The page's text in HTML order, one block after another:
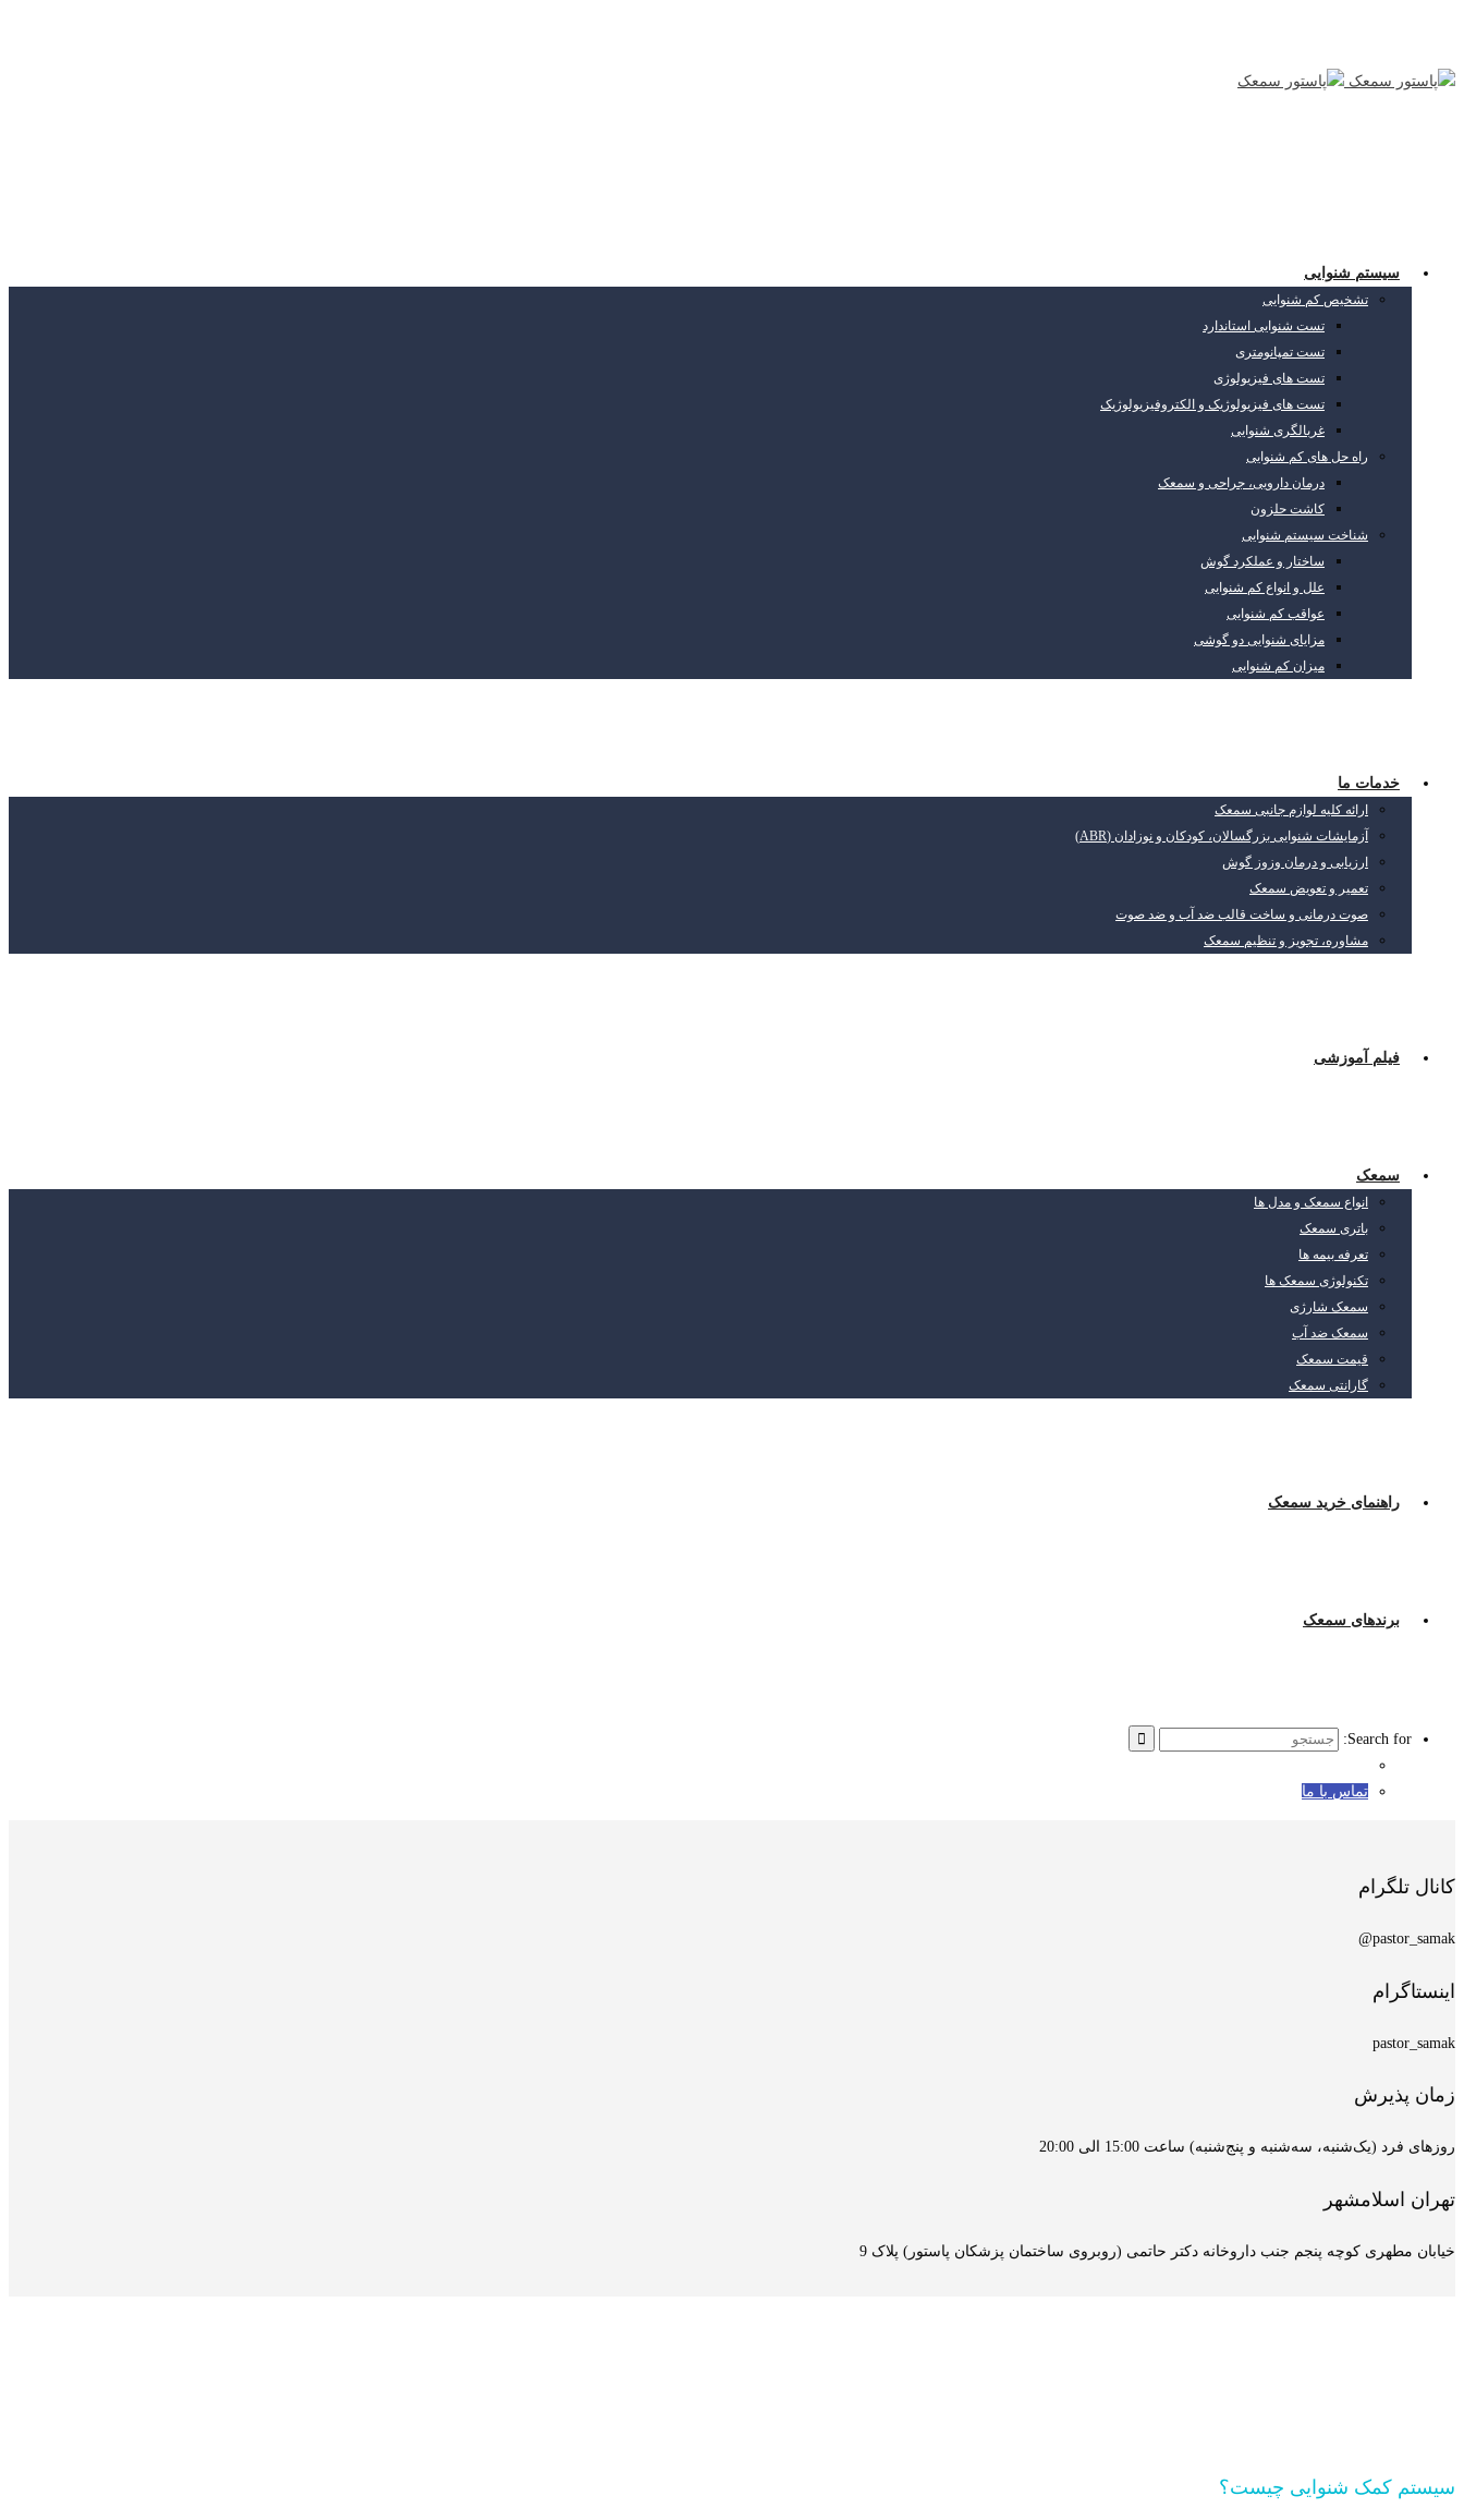
سیستم شنوایی
تشخیص کم شنوایی
تست شنوایی استاندارد
تست تمپانومتری
تست های فیزیولوژی
تست های فیزیولوژیک و الکتروفیزیولوژیک
غربالگری شنوایی
راه حل های کم شنوایی
درمان دارویی، جراحی و سمعک
کاشت حلزون
شناخت سیستم شنوایی
ساختار و عملکرد گوش
علل و انواع کم شنوایی
عواقب کم شنوایی
مزایای شنوایی دو گوشی
میزان کم شنوایی
خدمات ما
ارائه کلیه لوازم جانبی سمعک
آزمایشات شنوایی بزرگسالان، کودکان و نوزادان (ABR)
ارزیابی و درمان وزوز گوش
تعمیر و تعویض سمعک
صوت درمانی و ساخت قالب ضد آب و ضد صوت
مشاوره، تجویز و تنظیم سمعک
فیلم آموزشی
سمعک
انواع سمعک و مدل ها
باتری سمعک
تعرفه بیمه ها
تکنولوژی سمعک ها
سمعک شارژی
سمعک ضد آب
قیمت سمعک
گارانتی سمعک
راهنمای خرید سمعک
برندهای سمعک
Search for:
تماس با ما
کانال تلگرام
pastor_samak@
اینستاگرام
pastor_samak
زمان پذیرش
روزهای فرد (یک‌شنبه، سه‌شنبه و پنج‌شنبه) ساعت 15:00 الی 20:00
تهران اسلامشهر
خیابان مطهری کوچه پنجم جنب داروخانه دکتر حاتمی (روبروی ساختمان پزشکان پاستور) پلاک 9
سیستم کمک شنوایی چیست؟